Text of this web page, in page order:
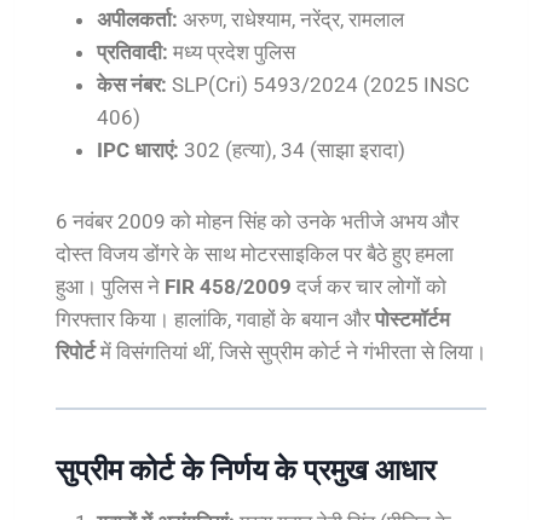
अपीलकर्ता: अरुण, राधेश्याम, नरेंद्र, रामलाल
प्रतिवादी: मध्य प्रदेश पुलिस
केस नंबर: SLP(Cri) 5493/2024 (2025 INSC
406)
IPC धाराएं: 302 (हत्या), 34 (साझा इरादा)
6 नवंबर 2009 को मोहन सिंह को उनके भतीजे अभय और
दोस्त विजय डोंगरे के साथ मोटरसाइकिल पर बैठे हुए हमला
हुआ। पुलिस ने FIR 458/2009 दर्ज कर चार लोगों को
गिरफ्तार किया। हालांकि, गवाहों के बयान औरपोस्टमॉर्टम
रिपोर्टमें विसंगतियां थीं, जिसे सुप्रीम कोर्ट ने गंभीरता से लिया।
सुप्रीम कोर्ट के निर्णय के प्रमुख आधार